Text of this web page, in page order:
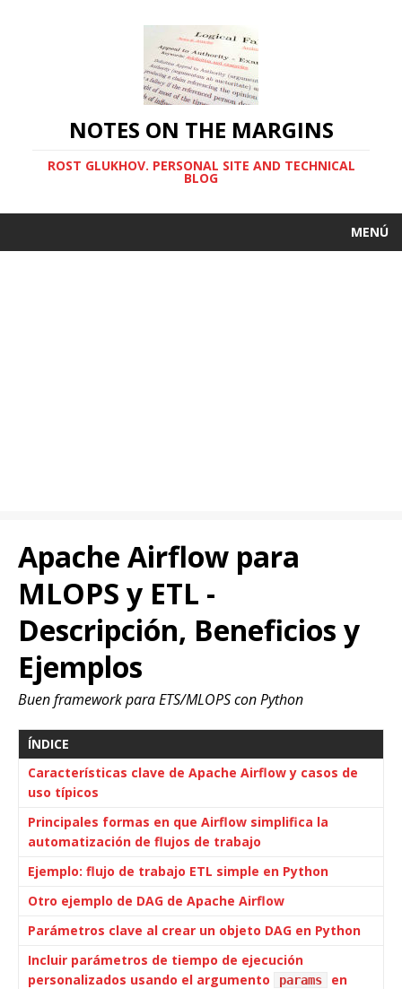
NOTES ON THE MARGINS
ROST GLUKHOV. PERSONAL SITE AND TECHNICAL
BLOG
MENÚ
Apache Airflow para
MLOPS y ETL -
Descripción, Beneficios y
Ejemplos
Buen framework para ETS/MLOPS con Python
ÍNDICE
Características clave de Apache Airflow y casos de
uso típicos
Principales formas en que Airflow simplifica la
automatización de flujos de trabajo
Ejemplo: flujo de trabajo ETL simple en Python
Otro ejemplo de DAG de Apache Airflow
Parámetros clave al crear un objeto DAG en Python
Incluir parámetros de tiempo de ejecución
personalizados usando el argumento
params
en